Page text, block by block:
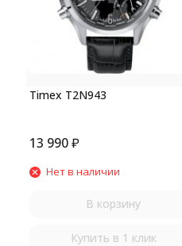
Timex T2N943
13 990 ₽
Нет в наличии
В корзину
Купить в 1 клик